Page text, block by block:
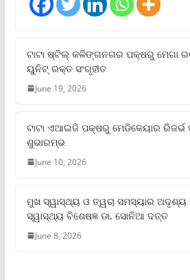
ଟାଟା ଷ୍ଟିଲ୍‌ କଳିଙ୍ଗନଗର ପକ୍ଷରୁ ମେଗା
ୟୁନିଟ୍‌ ରକ୍ତ ସଂଗୃହୀତ
June 19, 2026
ଟାଟା ଏଆଇଜି ପକ୍ଷରୁ ମେଡିକେୟାର
ଶୁଭାରମ୍ଭ
June 10, 2026
ମୁଖ ସ୍ୱାସ୍ଥ୍ୟ ଓ ତ୍ୱଚା ସମସ୍ୟାର ଅଦୃଶ୍ୟ
ସ୍ୱାସ୍ଥ୍ୟ ବିଶେଷଜ୍ଞ ଡା. ସୋନିଆ ଦତ୍ତ
June 8, 2026